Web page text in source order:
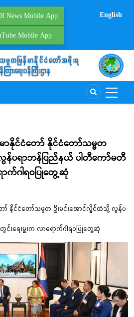
News Mobile App
Mobile App
English
ာနိုင်ငံတော် နိုင်ငံတော်သမ္မတ
န်ပရာဘန်ပြည်နယ် ပါတီကော်မတီ
က်ဂါရဝပြုတွေ့ဆုံ
ော် နိုင်ငံတော်သမ္မတ ဦးမင်းအောင်လှိုင်ထံသို့ လွန်ပ
းရေးမှူးက လာရောက်ဂါရဝပြုတွေ့ဆုံ